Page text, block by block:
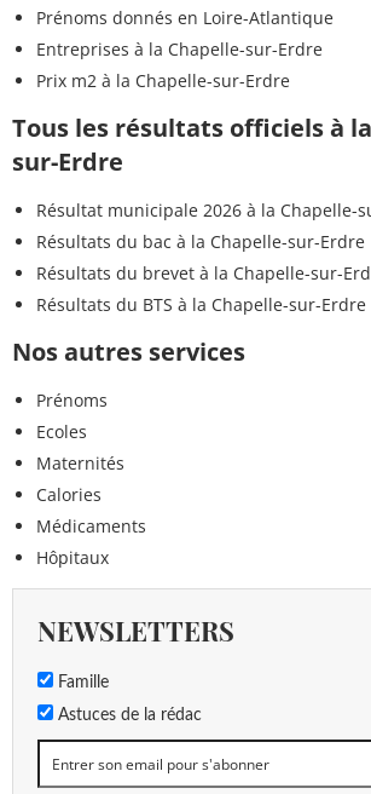
Prénoms donnés en Loire-Atlantique
Entreprises à la Chapelle-sur-Erdre
Prix m2 à la Chapelle-sur-Erdre
Tous les résultats officiels à
sur-Erdre
Résultat municipale 2026 à la Chapelle-
Résultats du bac à la Chapelle-sur-Erdre
Résultats du brevet à la Chapelle-sur-
Résultats du BTS à la Chapelle-sur-Erdre
Nos autres services
Prénoms
Ecoles
Maternités
Calories
Médicaments
Hôpitaux
NEWSLETTERS
Famille
Astuces de la rédac